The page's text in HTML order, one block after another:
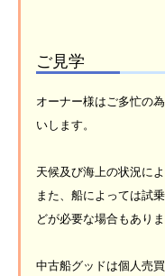
ご見学
オーナー様はご多忙の
いします。
天候及び海上の状況に
また、船によっては試
どが必要な場合もあり
中古船グッドは個人売